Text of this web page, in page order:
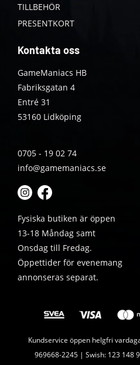
TILLBEHÖR
PRESENTKORT
Kontakta oss
GameManiacs HB
Fabriksgatan 4
Entré 31
53160 Lidköping
0705 - 19 02 74
info@gamemaniacs.se
Fysiska butiken är öppen
13-18 Måndag samt
Onsdag till Fredag.
Öppettider för evenemang
annonseras separat.
Kundservice öppen helgfri
969668-2245 | Swish: 123 148